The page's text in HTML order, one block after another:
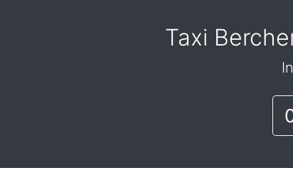
Taxi